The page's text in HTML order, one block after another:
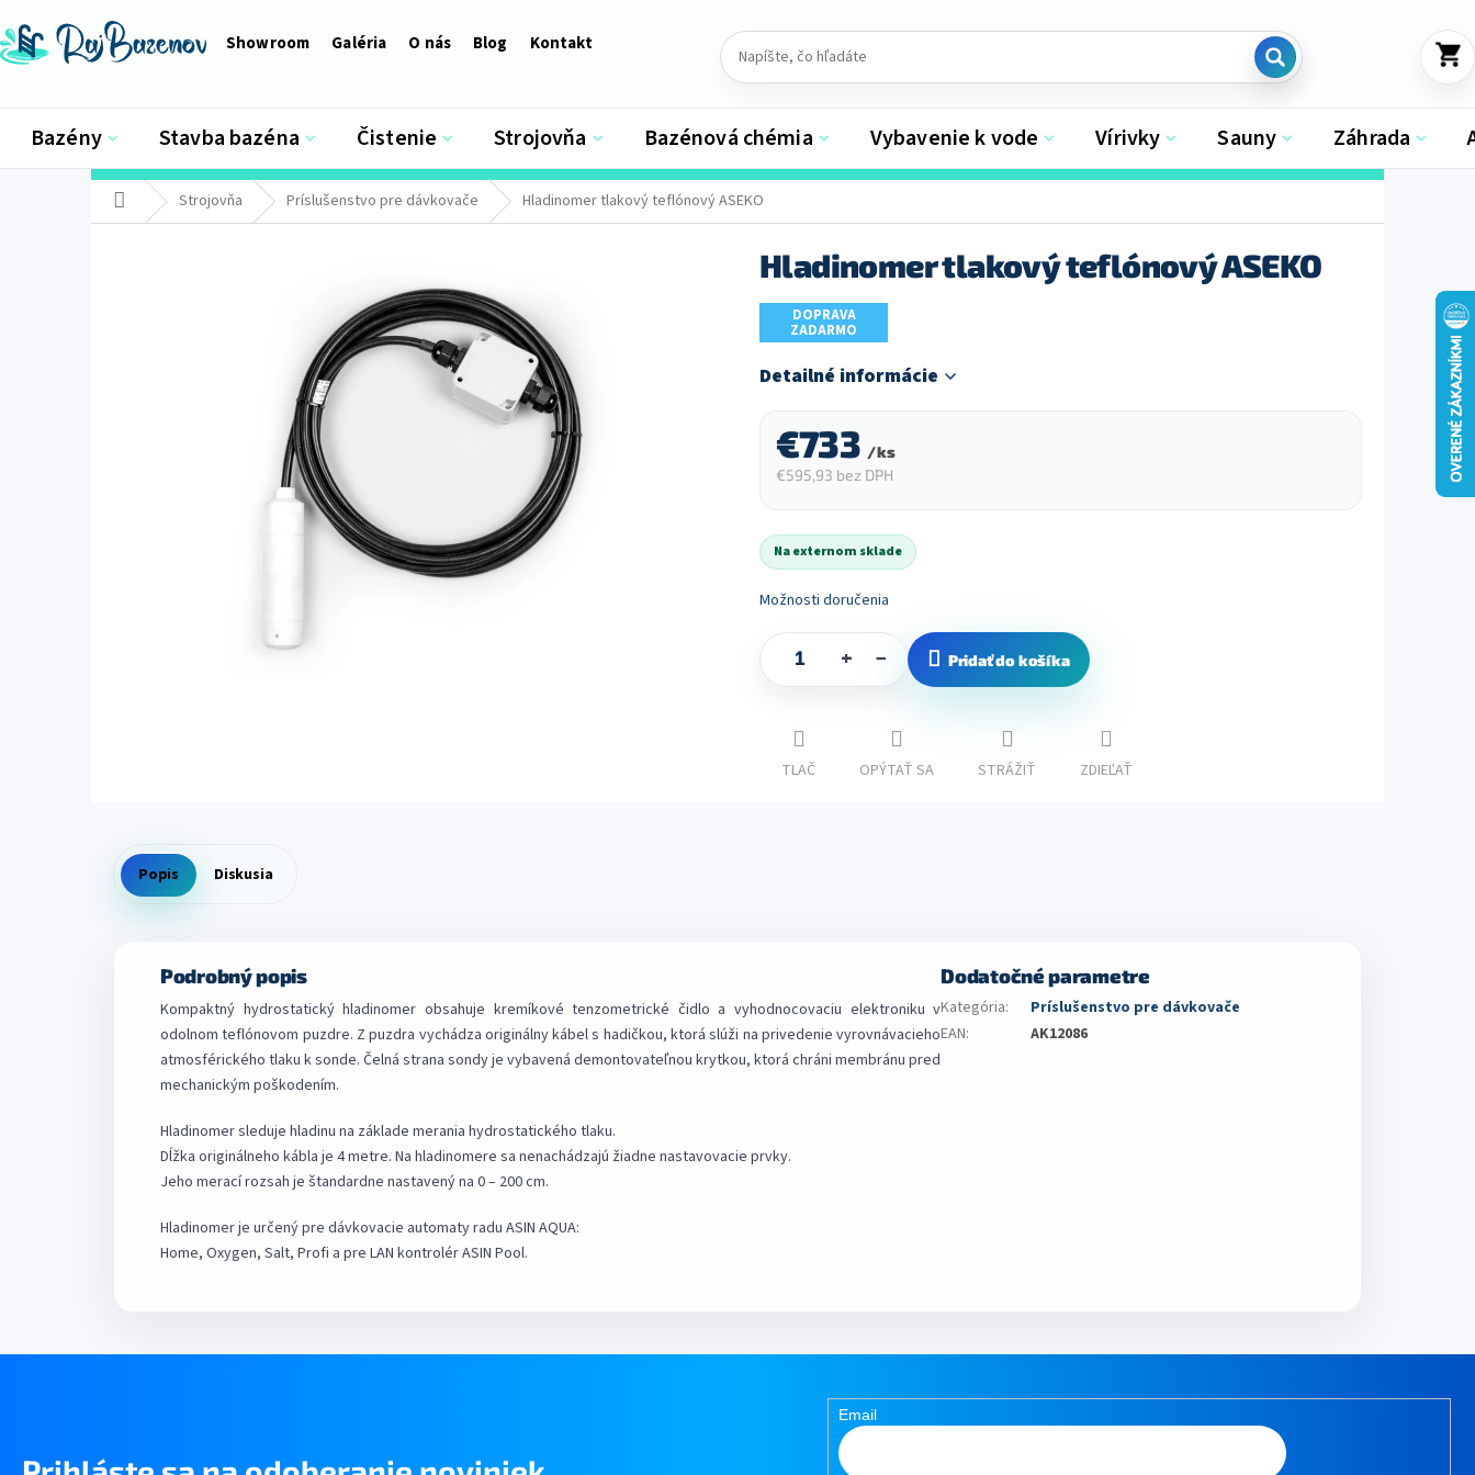
na
obsah
Showroom Galéria O nás Blog Kontakt
KOŠÍK
Bazény Stavba bazéna Čistenie Strojovňa Bazénová chémia Vybavenie k vode Vírivky Sauny Záhrada
DomovStrojovňa Príslušenstvo pre dávkovače Hladinomer tlakový teflónový ASEKO
Hladinomer tlakový teflónový ASEKO
DOPRAVA
ZADARMO
Detailné informácie
€733 / ks
€595,93 bez DPH
Na externom sklade
Možnosti doručenia
+ − Pridať do košíka
TLAČ OPÝTAŤ SA STRÁŽIŤ ZDIEĽAŤ
Popis Diskusia
Podrobný popis
Kompaktný hydrostatický hladinomer obsahuje kremíkové tenzometrické čidlo a vyhodnocovaciu elektroniku v
odolnom teflónovom puzdre. Z puzdra vychádza originálny kábel s hadičkou, ktorá slúži na privedenie vyrovnávacieho
atmosférického tlaku k sonde. Čelná strana sondy je vybavená demontovateľnou krytkou, ktorá chráni membránu pred
mechanickým poškodením.
Hladinomer sleduje hladinu na základe merania hydrostatického tlaku.
Dĺžka originálneho kábla je 4 metre. Na hladinomere sa nenachádzajú žiadne nastavovacie prvky.
Jeho merací rozsah je štandardne nastavený na 0 – 200 cm.
Hladinomer je určený pre dávkovacie automaty radu ASIN AQUA:
Home, Oxygen, Salt, Profi a pre LAN kontrolér ASIN Pool.
Dodatočné parametre
Kategória:
Príslušenstvo pre dávkovače
EAN: AK12086
Email